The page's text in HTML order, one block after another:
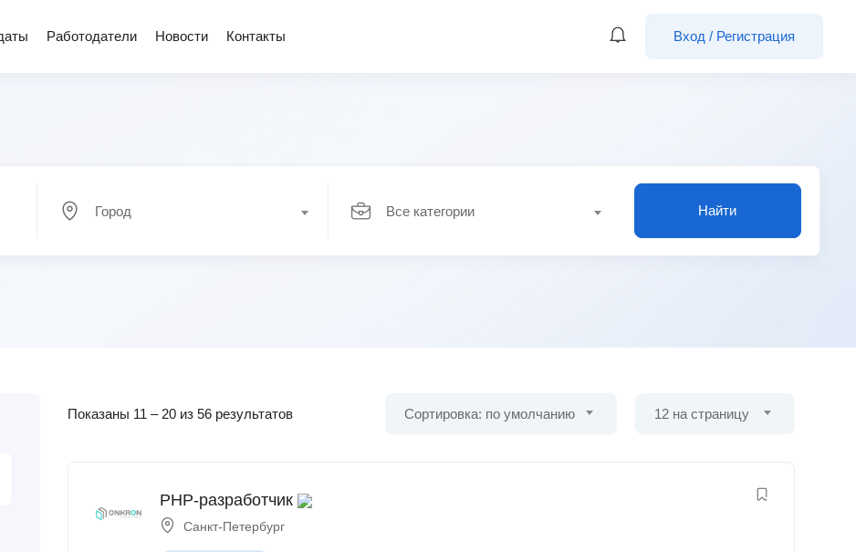
Работодатели Новости Контакты Вход / Регистрация
Город Все категории Найти
Показаны 11 – 20 из 56 результатов Сортировка: по умолчанию 12 на страницу
PHP-разработчик
Санкт-Петербург